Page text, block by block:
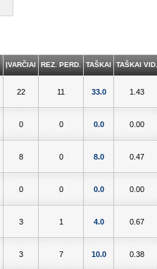
ĮVARČIAI REZ. PERD. TAŠKAI TAŠKAI VID.
22 11 33.0 1.43
0 0 0.0 0.00
8 0 8.0 0.47
0 0 0.0 0.00
3 1 4.0 0.67
3 7 10.0 0.38